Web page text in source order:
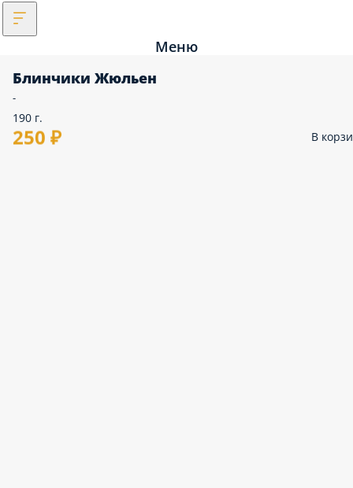
Меню
Блинчики Жюльен
-
190 г.
250 ₽ В